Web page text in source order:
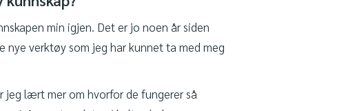
min igjen. Det er jo noen år siden
nye verktøy som jeg har kunnet ta med meg
jeg lært mer om hvorfor de fungerer så